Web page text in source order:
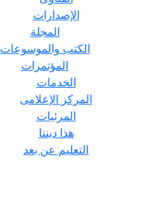
الإصدارات
المجلة
الكتب والموسوعات
المؤتمرات
الخدمات
المركز الإعلامى
المرئيات
هذا ديننا
التعليم عن بعد